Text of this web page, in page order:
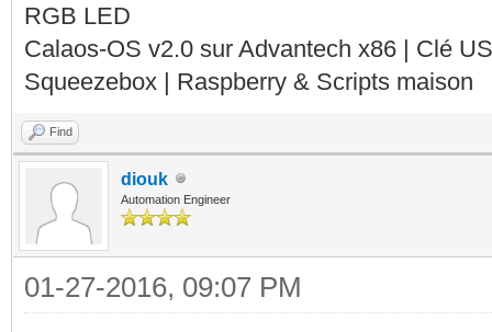
RGB LED
Calaos-OS v2.0 sur Advantech x86 | Clé
Squeezebox | Raspberry & Scripts maison
Find
diouk
Automation Engineer
01-27-2016, 09:07 PM